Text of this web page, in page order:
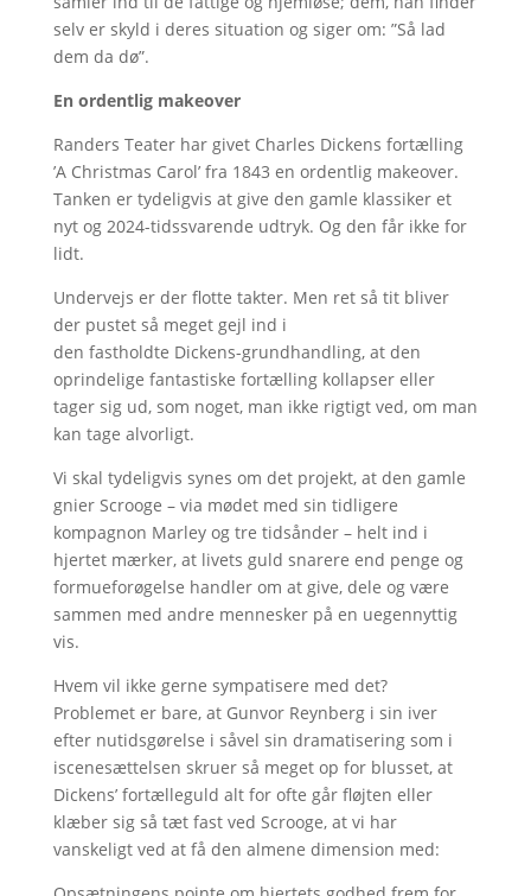
selv er skyld i deres situation og siger om: ”Så lad
dem da dø”.
En ordentlig makeover
Randers Teater har givet Charles Dickens fortælling
’A Christmas Carol’ fra 1843 en ordentlig makeover.
Tanken er tydeligvis at give den gamle klassiker et
nyt og 2024-tidssvarende udtryk. Og den får ikke for
lidt.
Undervejs er der flotte takter. Men ret så tit bliver
der pustet så meget gejl ind i
den fastholdte Dickens-grundhandling, at den
oprindelige fantastiske fortælling kollapser eller
tager sig ud, som noget, man ikke rigtigt ved, om man
kan tage alvorligt.
Vi skal tydeligvis synes om det projekt, at den gamle
gnier Scrooge – via mødet med sin tidligere
kompagnon Marley og tre tidsånder – helt ind i
hjertet mærker, at livets guld snarere end penge og
formueforøgelse handler om at give, dele og være
sammen med andre mennesker på en uegennyttig
vis.
Hvem vil ikke gerne sympatisere med det?
Problemet er bare, at Gunvor Reynberg i sin iver
efter nutidsgørelse i såvel sin dramatisering som i
iscenesættelsen skruer så meget op for blusset, at
Dickens’ fortælleguld alt for ofte går fløjten eller
klæber sig så tæt fast ved Scrooge, at vi har
vanskeligt ved at få den almene dimension med: